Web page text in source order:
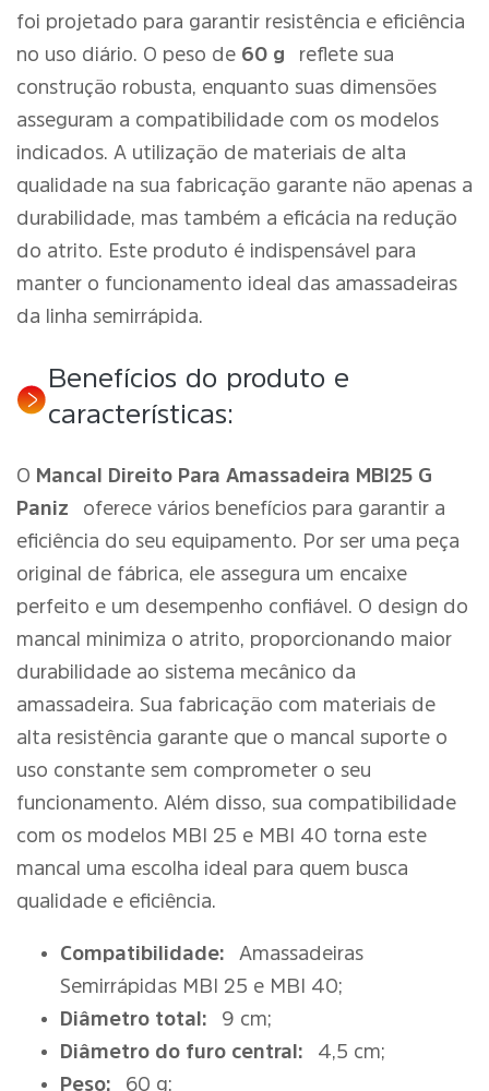
foi projetado para garantir resistência e eficiência
no uso diário. O peso de 60 g
reflete sua
construção robusta, enquanto suas dimensões
asseguram a compatibilidade com os modelos
indicados. A utilização de materiais de alta
qualidade na sua fabricação garante não apenas a
durabilidade, mas também a eficácia na redução
do atrito. Este produto é indispensável para
manter o funcionamento ideal das amassadeiras
da linha semirrápida.
Benefícios do produto e
características:
O Mancal Direito Para Amassadeira MBI25 G
Paniz
oferece vários benefícios para garantir a
eficiência do seu equipamento. Por ser uma peça
original de fábrica, ele assegura um encaixe
perfeito e um desempenho confiável. O design do
mancal minimiza o atrito, proporcionando maior
durabilidade ao sistema mecânico da
amassadeira. Sua fabricação com materiais de
alta resistência garante que o mancal suporte o
uso constante sem comprometer o seu
funcionamento. Além disso, sua compatibilidade
com os modelos MBI 25 e MBI 40 torna este
mancal uma escolha ideal para quem busca
qualidade e eficiência.
Compatibilidade:
Amassadeiras
Semirrápidas MBI 25 e MBI 40;
Diâmetro total:
9 cm;
Diâmetro do furo central:
4,5 cm;
Peso:
60 g;